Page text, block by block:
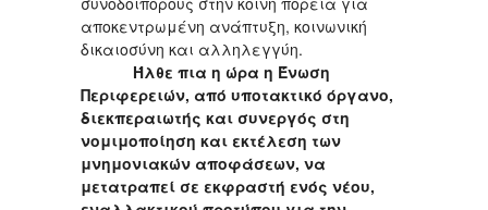
αποκεντρωμένη ανάπτυξη, κοινωνική
δικαιοσύνη και αλληλεγγύη.
Ήλθε πια η ώρα η Ένωση
Περιφερειών, από υποτακτικό όργανο,
διεκπεραιωτής και συνεργός στη
νομιμοποίηση και εκτέλεση των
μνημονιακών αποφάσεων, να
μετατραπεί σε εκφραστή ενός νέου,